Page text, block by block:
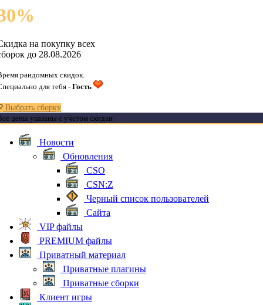
%
на покупку всех
до 28.08.2026
рандомных скидок.
для тебя - Гость
Выбрать сборку
цены указаны с учетом скидки
Новости
Обновления
CSO
CSN:Z
Черный список пользователей
Сайта
VIP файлы
PREMIUM файлы
Приватный материал
Приватные плагины
Приватные сборки
Клиент игры